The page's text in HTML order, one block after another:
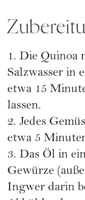
1. Die Quinoa
Salzwasser in
etwa 15
lassen.
2. Jedes
etwa 5
3. Das Öl in
Gewürze
Ingwer darin